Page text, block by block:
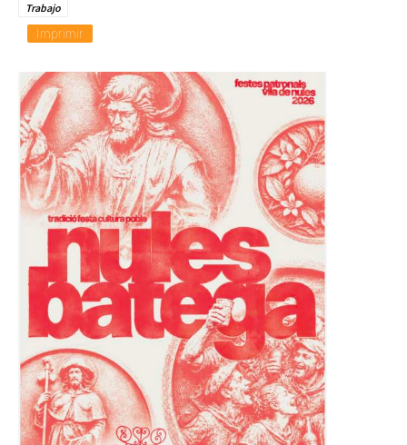
Trabajo
Imprimir